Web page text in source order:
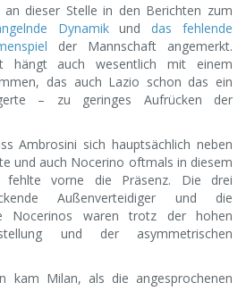
dieser Stelle in den Berichten zum
Dynamikund das fehlende
der Mannschaft angemerkt.
hängt auch wesentlich mit einem
das auch Lazio schon das ein
– zu geringes Aufrücken der
Ambrosini sich hauptsächlich neben
und auch Nocerino oftmals in diesem
fehlte vorne die Präsenz. Die drei
Außenverteidiger und die
Nocerinos waren trotz der hohen
und der asymmetrischen
kam Milan, als die angesprochenen